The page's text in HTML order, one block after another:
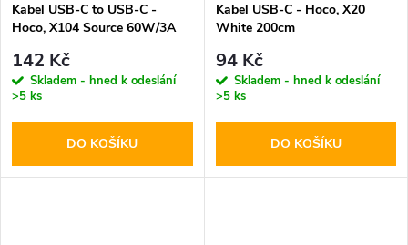
Kabel USB-C to USB-C -
Hoco, X104 Source 60W/3A
142 Kč
Skladem - hned k odeslání
>5 ks
DO KOŠÍKU
Kabel USB-C - Hoco, X20
White 200cm
94 Kč
Skladem - hned k odeslání
>5 ks
DO KOŠÍKU